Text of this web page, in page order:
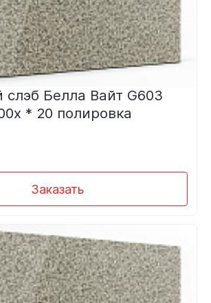
слэб Белла Вайт G603
* 20 полировка
Заказать